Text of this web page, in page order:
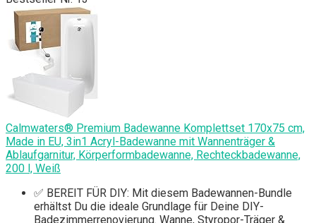
Calmwaters® Premium Badewanne Komplettset 170x75 cm,
Made in EU, 3in1 Acryl-Badewanne mit Wannenträger &
Ablaufgarnitur, Körperformbadewanne, Rechteckbadewanne,
200 l, Weiß
✅ BEREIT FÜR DIY: Mit diesem Badewannen-Bundle
erhältst Du die ideale Grundlage für Deine DIY-
Badezimmerrenovierung. Wanne, Styropor-Träger &